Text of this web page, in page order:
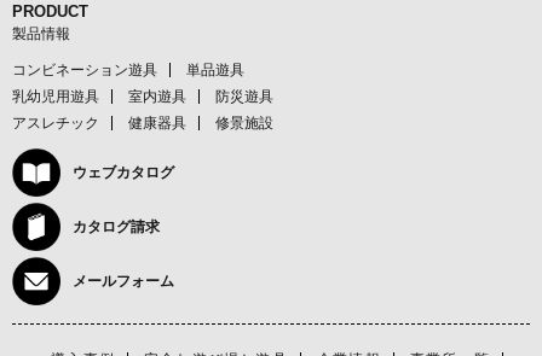
PRODUCT
製品情報
コンビネーション遊具
単品遊具
乳幼児用遊具
室内遊具
防災遊具
アスレチック
健康器具 修景施設
ウェブカタログ
カタログ請求
メールフォーム